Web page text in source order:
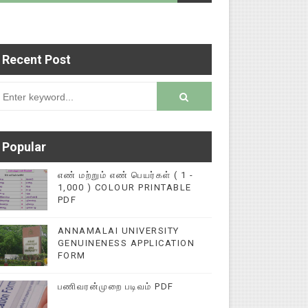
மின்னல் கல்விச் செய்தி இணையதளத்தில்
Recent Post
Popular
எண் மற்றும் எண் பெயர்கள் ( 1 -
1,000 ) COLOUR PRINTABLE
PDF
ANNAMALAI UNIVERSITY
GENUINENESS APPLICATION
FORM
பணிவரன்முறை படிவம் PDF